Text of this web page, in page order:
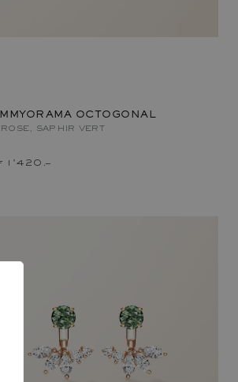
OCTOGONAL
SAPHIR VERT
1'420.–